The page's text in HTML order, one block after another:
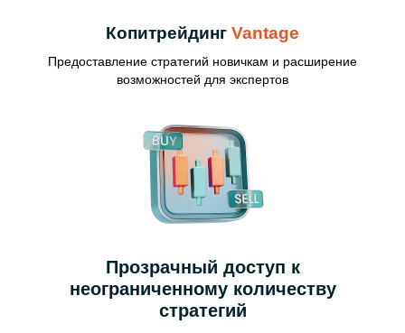
Копитрейдинг Vantage
Предоставление стратегий новичкам и расширение
возможностей для экспертов
Прозрачный доступ к
неограниченному количеству
стратегий